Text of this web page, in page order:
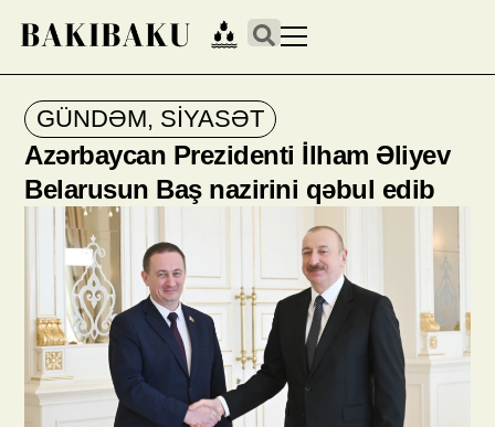
GÜNDƏM, SİYASƏT
Azərbaycan Prezidenti İlham Əliyev
Belarusun Baş nazirini qəbul edib